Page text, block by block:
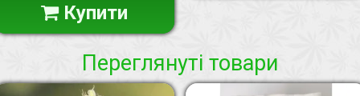
Купити
Переглянуті товари